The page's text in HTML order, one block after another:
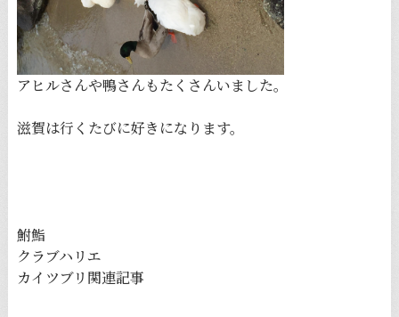
アヒルさんや鴨さんもたくさんいました。
滋賀は行くたびに好きになります。
鮒鮨
クラブハリエ
カイツブリ関連記事